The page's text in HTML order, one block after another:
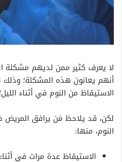
لا يعرف كثير ممن لديهم مشكلة
أنهم يعانون هذه المشكلة؛
الاستيقاظ من النوم في أثناء
لكن، قد يلاحظ مَن يرافق
النوم، منها:
الاستيقاظ عدة مرات في